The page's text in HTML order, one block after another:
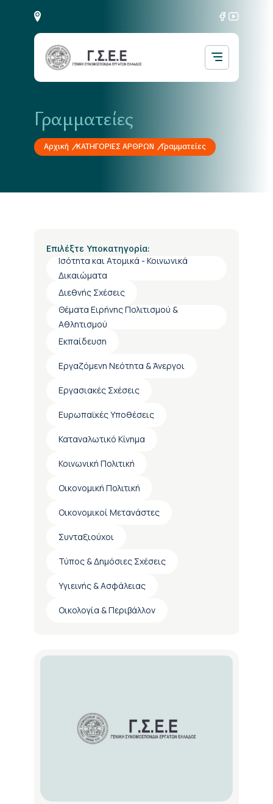
Γραμματείες
Αρχική ΚΑΤΗΓΟΡΙΕΣ ΑΡΘΡΩΝ Γραμματείες
Επιλέξτε Υποκατηγορία:
Ισότητα και Ατομικά - Κοινωνικά
Δικαιώματα
Διεθνής Σχέσεις
Θέματα Ειρήνης Πολιτισμού &
Αθλητισμού
Εκπαίδευση
Εργαζόμενη Νεότητα & Άνεργοι
Εργασιακές Σχέσεις
Ευρωπαϊκές Υποθέσεις
Καταναλωτικό Κίνημα
Κοινωνική Πολιτική
Οικονομική Πολιτική
Οικονομικοί Μετανάστες
Συνταξιούχοι
Τύπος & Δημόσιες Σχέσεις
Υγιεινής & Ασφάλειας
Οικολογία & Περιβάλλον